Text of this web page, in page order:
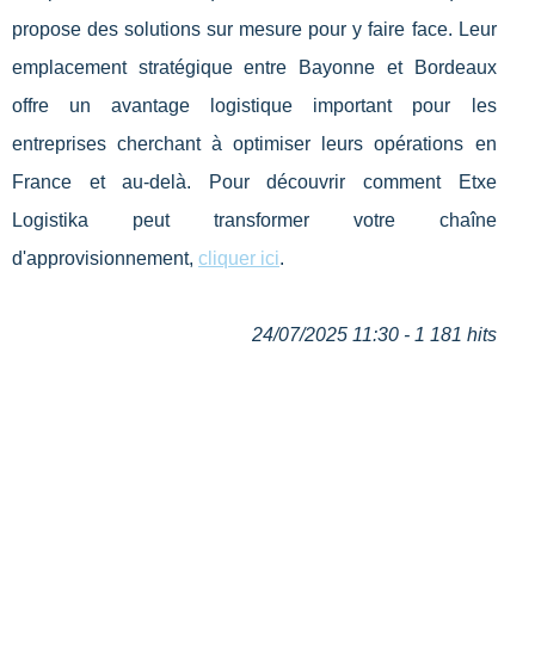
propose des solutions sur mesure pour y faire face. Leur
emplacement stratégique entre Bayonne et Bordeaux
offre un avantage logistique important pour les
entreprises cherchant à optimiser leurs opérations en
France et au-delà. Pour découvrir comment Etxe
Logistika peut transformer votre chaîne
d'approvisionnement, cliquer ici.
24/07/2025 11:30 - 1 181 hits